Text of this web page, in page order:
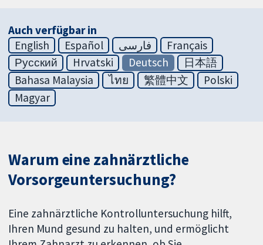
Auch verfügbar in
English
Español فارسی
Français
Русский
Hrvatski Deutsch
日本語
Bahasa Malaysia
ไทย 繁體中文
Polski
Magyar
Warum eine zahnärztliche
Vorsorgeuntersuchung?
Eine zahnärztliche Kontrolluntersuchung hilft,
Ihren Mund gesund zu halten, und ermöglicht